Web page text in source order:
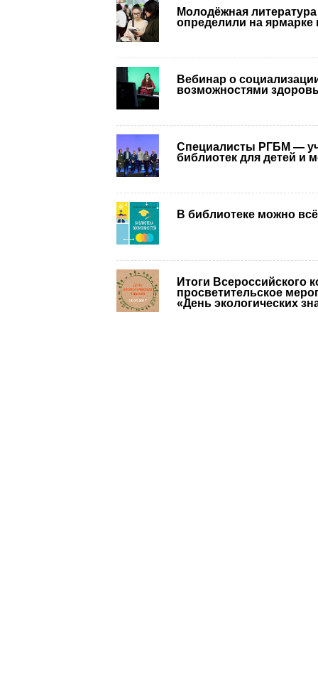
Молодёжная
определили на ярмарке
Вебинар о
возможностями
Специалисты РГБМ —
библиотек для детей и
В библиотеке можно
Итоги Всероссийского
просветительское
«День экологических